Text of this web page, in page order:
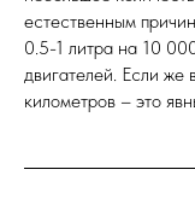
естественным
0.5-1 литра на 10
двигателей. Если же
километров – это